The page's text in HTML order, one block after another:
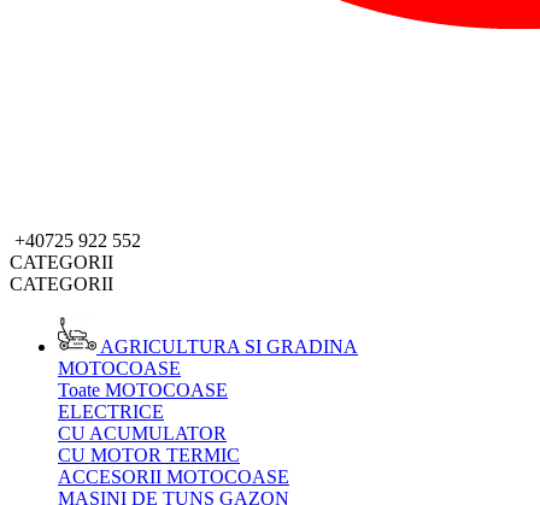
+40725 922 552
CATEGORII
CATEGORII
AGRICULTURA SI GRADINA
MOTOCOASE
Toate MOTOCOASE
ELECTRICE
CU ACUMULATOR
CU MOTOR TERMIC
ACCESORII MOTOCOASE
MASINI DE TUNS GAZON